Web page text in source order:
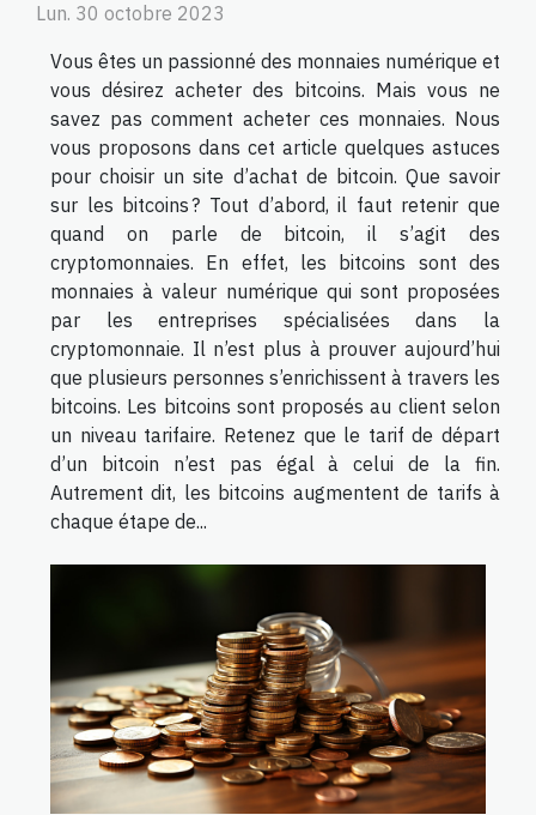
Lun. 30 octobre 2023
Vous êtes un passionné des monnaies numérique et
vous désirez acheter des bitcoins. Mais vous ne
savez pas comment acheter ces monnaies. Nous
vous proposons dans cet article quelques astuces
pour choisir un site d’achat de bitcoin. Que savoir
sur les bitcoins ? Tout d’abord, il faut retenir que
quand on parle de bitcoin, il s’agit des
cryptomonnaies. En effet, les bitcoins sont des
monnaies à valeur numérique qui sont proposées
par les entreprises spécialisées dans la
cryptomonnaie. Il n’est plus à prouver aujourd’hui
que plusieurs personnes s’enrichissent à travers les
bitcoins. Les bitcoins sont proposés au client selon
un niveau tarifaire. Retenez que le tarif de départ
d’un bitcoin n’est pas égal à celui de la fin.
Autrement dit, les bitcoins augmentent de tarifs à
chaque étape de...